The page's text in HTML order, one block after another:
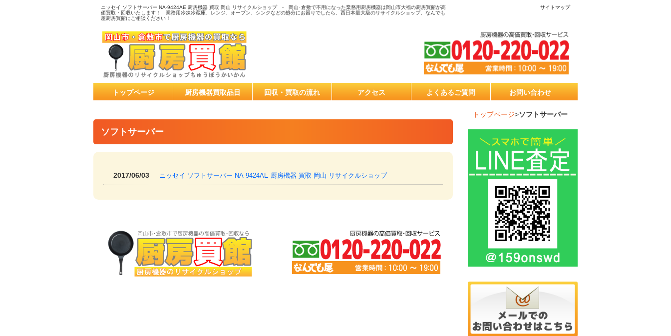
ニッセイ ソフトサーバー NA-9424AE 厨房機器 買取 岡山 リサイクルショップ - 岡山･倉敷で不用になった業務用厨房機器は岡山市大福の厨房買館が高
価買取・回収いたします！ 業務用冷凍冷蔵庫、レンジ、オーブン、シンクなどの処分にお困りでしたら、西日本最大級のリサイクルショップ、なんでも
屋厨房買館にご相談ください！
サイトマップ
トップページ 厨房機器買取品目 回収・買取の流れ アクセス よくあるご質問 お問い合わせ
トップページ>ソフトサーバー
ソフトサーバー
2017/06/03 ニッセイ ソフトサーバー NA-9424AE 厨房機器 買取 岡山 リサイクルショップ